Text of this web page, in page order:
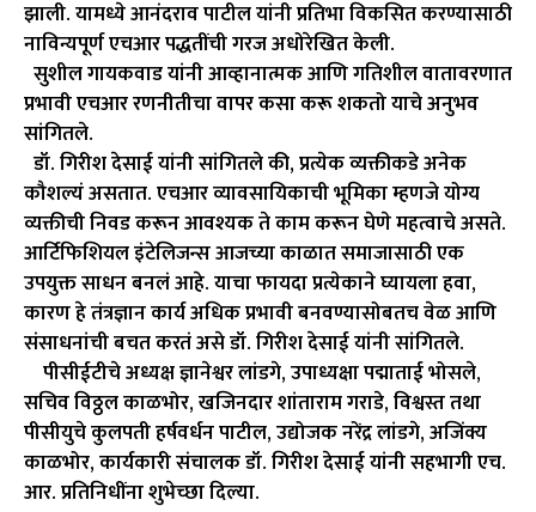
झाली. यामध्ये आनंदराव पाटील यांनी प्रतिभा विकसित करण्यासाठी
नाविन्यपूर्ण एचआर पद्धतींची गरज अधोरेखित केली.
सुशील गायकवाड यांनी आव्हानात्मक आणि गतिशील वातावरणात
प्रभावी एचआर रणनीतीचा वापर कसा करू शकतो याचे अनुभव
सांगितले.
डॉ. गिरीश देसाई यांनी सांगितले की, प्रत्येक व्यक्तीकडे अनेक
कौशल्यं असतात. एचआर व्यावसायिकाची भूमिका म्हणजे योग्य
व्यक्तीची निवड करून आवश्यक ते काम करून घेणे महत्वाचे असते.
आर्टिफिशियल इंटेलिजन्स आजच्या काळात समाजासाठी एक
उपयुक्त साधन बनलं आहे. याचा फायदा प्रत्येकाने घ्यायला हवा,
कारण हे तंत्रज्ञान कार्य अधिक प्रभावी बनवण्यासोबतच वेळ आणि
संसाधनांची बचत करतं असे डॉ. गिरीश देसाई यांनी सांगितले.
पीसीईटीचे अध्यक्ष ज्ञानेश्वर लांडगे, उपाध्यक्षा पद्माताई भोसले,
सचिव विठ्ठल काळभोर, खजिनदार शांताराम गराडे, विश्वस्त तथा
पीसीयुचे कुलपती हर्षवर्धन पाटील, उद्योजक नरेंद्र लांडगे, अजिंक्य
काळभोर, कार्यकारी संचालक डॉ. गिरीश देसाई यांनी सहभागी एच.
आर. प्रतिनिधींना शुभेच्छा दिल्या.